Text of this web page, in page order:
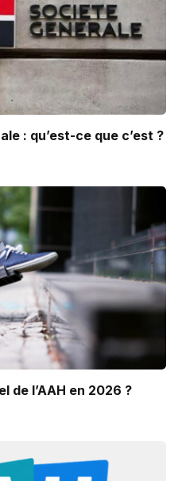
: qu’est-ce que c’est ?
de l’AAH en 2026 ?